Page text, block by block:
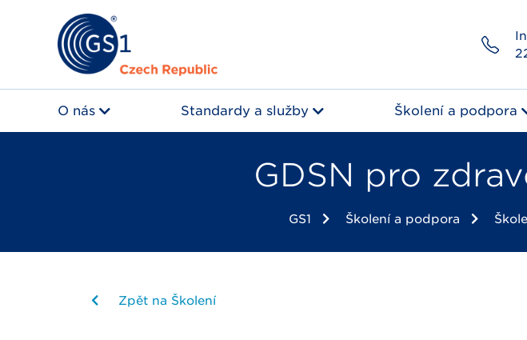
O nás Standardy a služby Školení a podpora
GDSN pro
GS1 Školení a podpora
Zpět na Školení